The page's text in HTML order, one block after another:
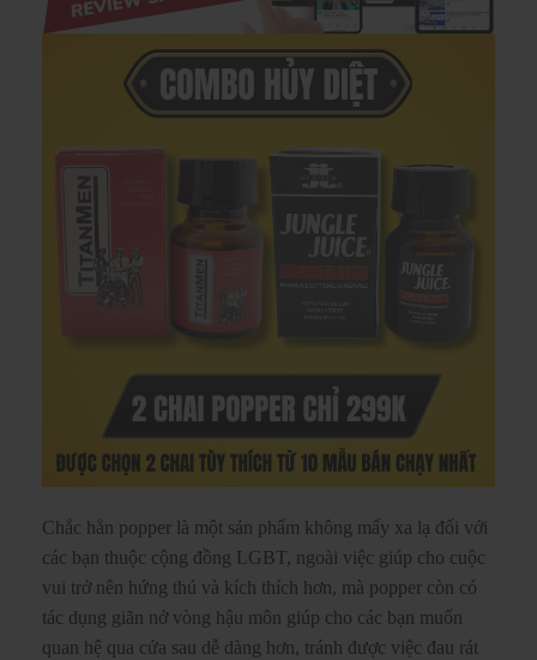
Chắc hẳn popper là một sản phẩm không mấy xa lạ đối với
các bạn thuộc cộng đồng LGBT, ngoài việc giúp cho cuộc
vui trở nên hứng thú và kích thích hơn, mà popper còn có
tác dụng giãn nở vòng hậu môn giúp cho các bạn muốn
quan hệ qua cửa sau dễ dàng hơn, tránh được việc đau rát